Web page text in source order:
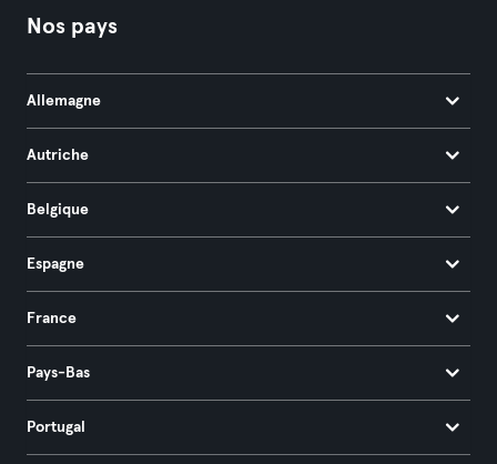
Nos pays
Allemagne
Autriche
Belgique
Espagne
France
Pays-Bas
Portugal